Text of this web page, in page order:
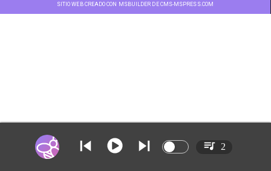
SITIO WEB CREADO CON MSBUILDER DE CMS-MSPRESS.COM
2